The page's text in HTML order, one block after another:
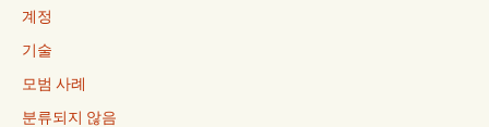
계정
기술
모범 사례
분류되지 않음